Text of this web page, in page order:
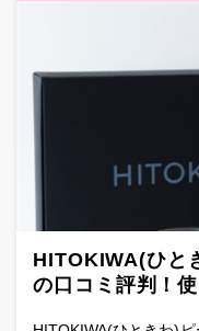
HITOKIWA(ひと
の口コミ評判！